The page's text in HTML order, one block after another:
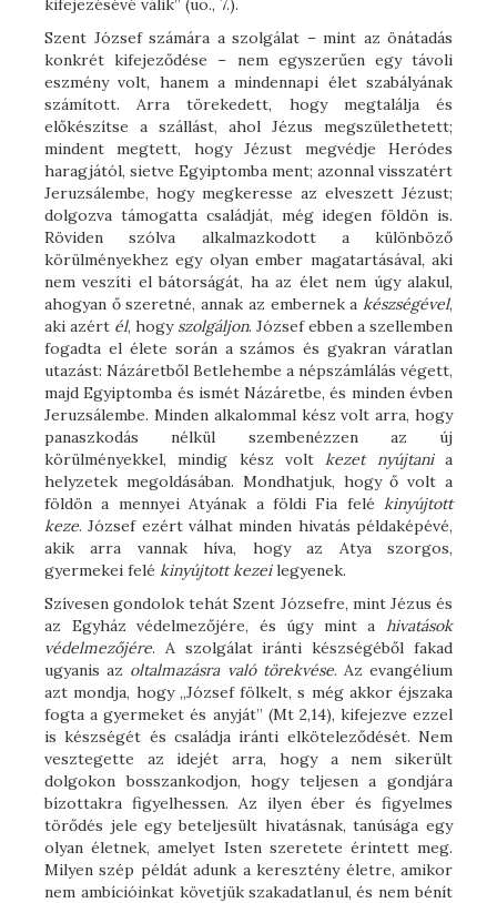
kifejezésévé válik” (uo., 7.).
Szent József számára a szolgálat – mint az önátadás
konkrét kifejeződése – nem egyszerűen egy távoli
eszmény volt, hanem a mindennapi élet szabályának
számított. Arra törekedett, hogy megtalálja és
előkészítse a szállást, ahol Jézus megszülethetett;
mindent megtett, hogy Jézust megvédje Heródes
haragjától, sietve Egyiptomba ment; azonnal visszatért
Jeruzsálembe, hogy megkeresse az elveszett Jézust;
dolgozva támogatta családját, még idegen földön is.
Röviden szólva alkalmazkodott a különböző
körülményekhez egy olyan ember magatartásával, aki
nem veszíti el bátorságát, ha az élet nem úgy alakul,
ahogyan ő szeretné, annak az embernek a készségével,
aki azért él, hogy szolgáljon. József ebben a szellemben
fogadta el élete során a számos és gyakran váratlan
utazást: Názáretből Betlehembe a népszámlálás végett,
majd Egyiptomba és ismét Názáretbe, és minden évben
Jeruzsálembe. Minden alkalommal kész volt arra, hogy
panaszkodás nélkül szembenézzen az új
körülményekkel, mindig kész voltkezet nyújtania
helyzetek megoldásában. Mondhatjuk, hogy ő volt a
földön a mennyei Atyának a földi Fia felé kinyújtott
keze. József ezért válhat minden hivatás példaképévé,
akik arra vannak híva, hogy az Atya szorgos,
gyermekei felé kinyújtott kezeilegyenek.
Szívesen gondolok tehát Szent Józsefre, mint Jézus és
az Egyház védelmezőjére, és úgy mint a hivatások
védelmezőjére. A szolgálat iránti készségéből fakad
ugyanis az oltalmazásra való törekvése. Az evangélium
azt mondja, hogy „József fölkelt, s még akkor éjszaka
fogta a gyermeket és anyját” (Mt 2,14), kifejezve ezzel
is készségét és családja iránti elköteleződését. Nem
vesztegette az idejét arra, hogy a nem sikerült
dolgokon bosszankodjon, hogy teljesen a gondjára
bízottakra figyelhessen. Az ilyen éber és figyelmes
törődés jele egy beteljesült hivatásnak, tanúsága egy
olyan életnek, amelyet Isten szeretete érintett meg.
Milyen szép példát adunk a keresztény életre, amikor
nem ambícióinkat követjük szakadatlanul, és nem bénít